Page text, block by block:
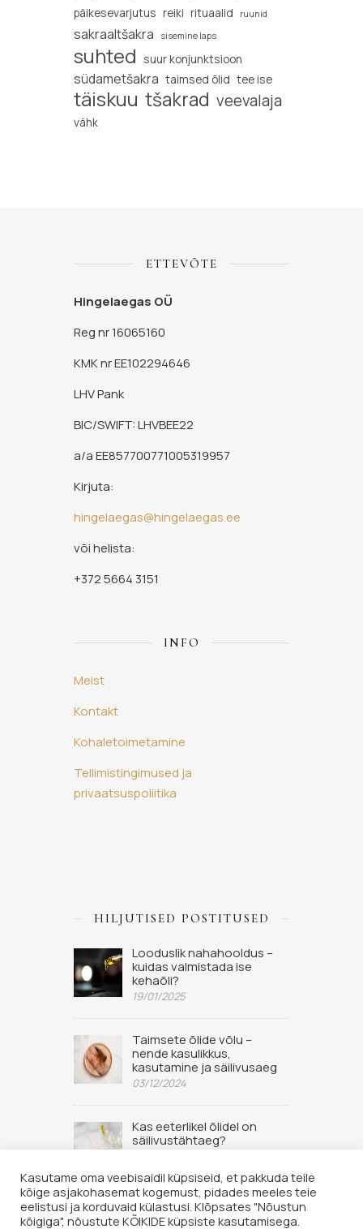
päikesevarjutus reiki rituaalid ruunid
sakraaltšakra sisemine laps
suhted suur konjunktsioon
südametšakra taimsed õlid tee ise
täiskuu tšakrad veevalaja
vähk
ETTEVÕTE
Hingelaegas OÜ
Reg nr 16065160
KMK nr EE102294646
LHV Pank
BIC/SWIFT: LHVBEE22
a/a EE857700771005319957
Kirjuta:
hingelaegas@hingelaegas.ee
või helista:
+372 5664 3151
INFO
Meist
Kontakt
Kohaletoimetamine
Tellimistingimused ja
privaatsuspoliitika
HILJUTISED POSTITUSED
Looduslik nahahooldus –
kuidas valmistada ise
kehaõli?
19/01/2025
Taimsete õlide võlu –
nende kasulikkus,
kasutamine ja säilivusaeg
03/12/2024
Kas eeterlikel õlidel on
säilivustähtaeg?
Kasutame oma veebisaidil küpsiseid, et pakkuda teile
kõige asjakohasemat kogemust, pidades meeles teie
eelistusi ja korduvaid külastusi. Klõpsates "Nõustun
kõigiga", nõustute KÕIKIDE küpsiste kasutamisega.